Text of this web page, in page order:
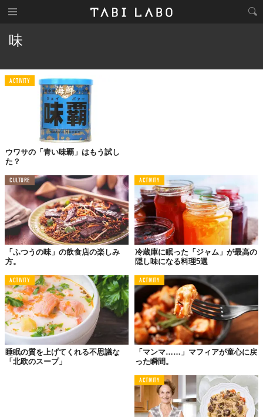
味
ACTIVITY
ウワサの「青い味覇」はもう試し
た？
CULTURE
「ふつうの味」の飲食店の楽しみ
方。
ACTIVITY
冷蔵庫に眠った「ジャム」が最高の
隠し味になる料理5選
ACTIVITY
睡眠の質を上げてくれる不思議な
「北欧のスープ」
ACTIVITY
「マンマ……」マフィアが童心に戻
った瞬間。
ACTIVITY